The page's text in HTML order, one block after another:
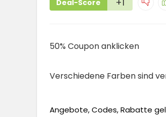
Deal-Score
50% Coupon anklicken
Verschiedene Farben sind
Angebote, Codes, Rabatte